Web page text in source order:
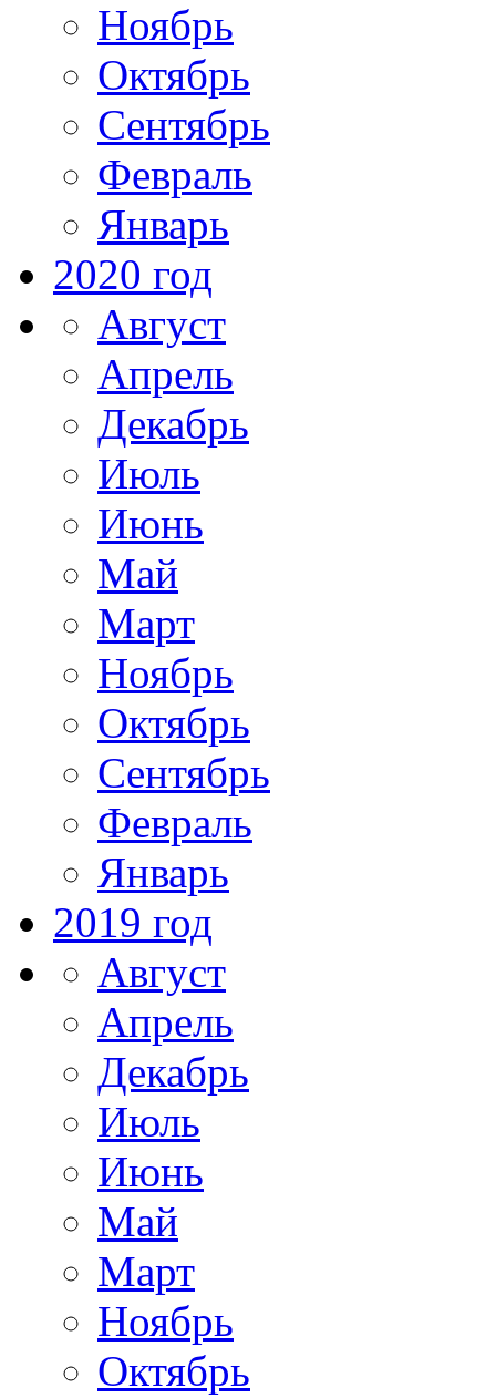
Ноябрь
Октябрь
Сентябрь
Февраль
Январь
2020 год
Август
Апрель
Декабрь
Июль
Июнь
Май
Март
Ноябрь
Октябрь
Сентябрь
Февраль
Январь
2019 год
Август
Апрель
Декабрь
Июль
Июнь
Май
Март
Ноябрь
Октябрь